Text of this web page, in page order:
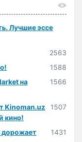
Лучшие эссе
2563
1588
на
1566
Kinoman.uz
кино!
1507
дорожает
1431